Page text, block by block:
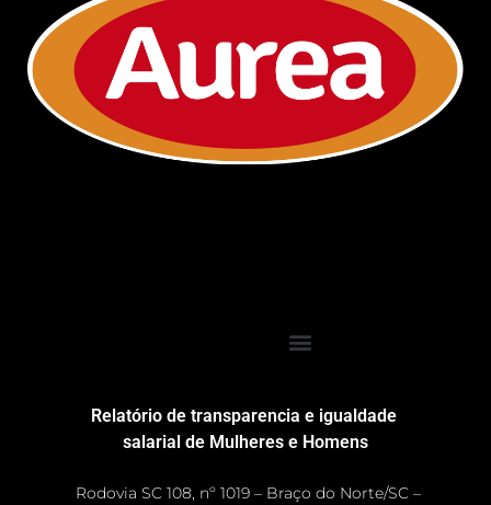
Rodovia SC 108, nº 1019 – Braço do Norte/SC –
Relatório de transparencia e igualdade
salarial de Mulheres e Homens